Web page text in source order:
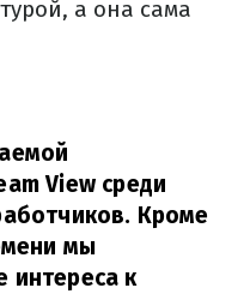
а она сама
View среди
Кроме
мы
интереса к